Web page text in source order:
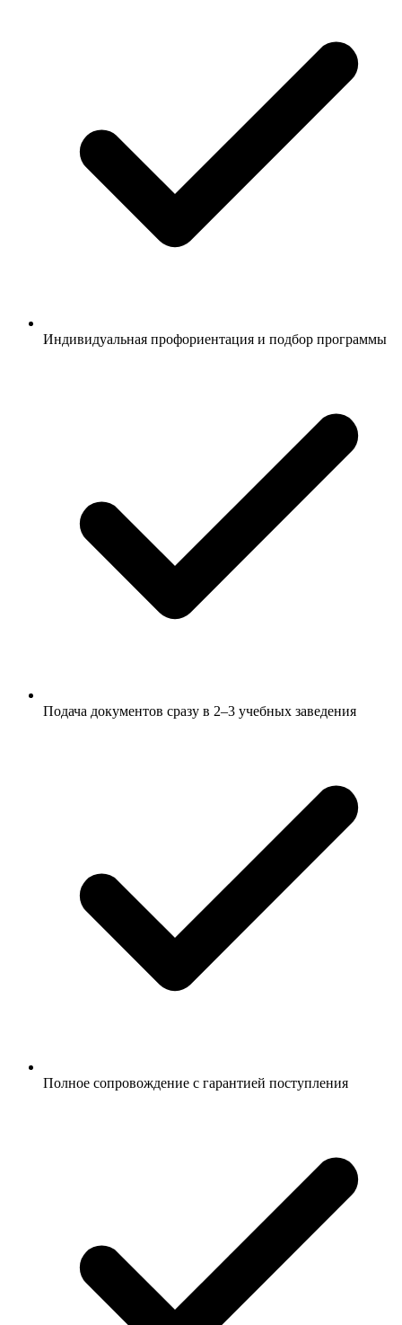
Индивидуальная профориентация и подбор программы
Подача документов сразу в 2–3 учебных заведения
Полное сопровождение с гарантией поступления